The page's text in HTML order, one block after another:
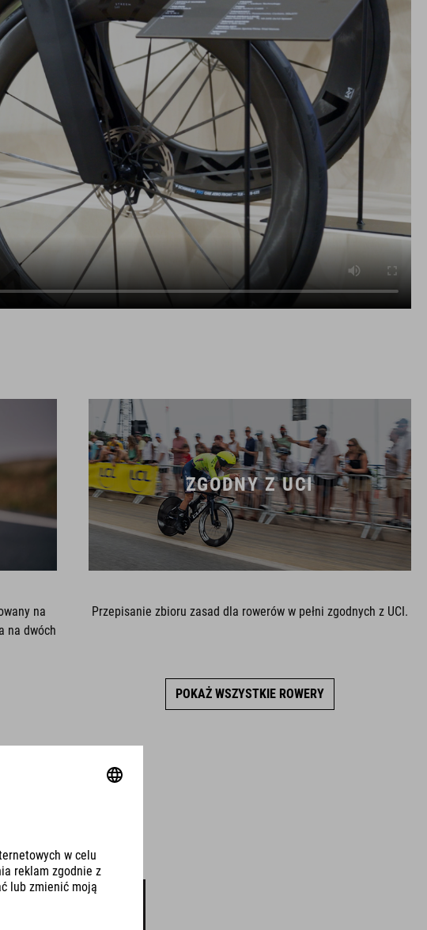
na
na dwóch
ZGODNY Z UCI
Przepisanie zbioru zasad dla rowerów w pełni zgodnych z UCI.
POKAŻ WSZYSTKIE ROWERY